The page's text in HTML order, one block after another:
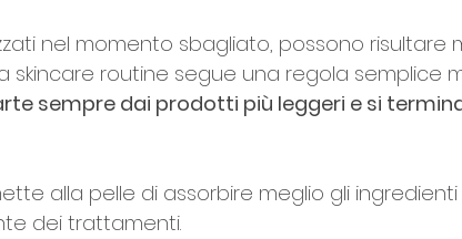
nel momento sbagliato, possono risultare
skincare routine segue una regola semplice
sempre dai prodotti più leggeri e si
alla pelle di assorbire meglio gli
dei trattamenti.